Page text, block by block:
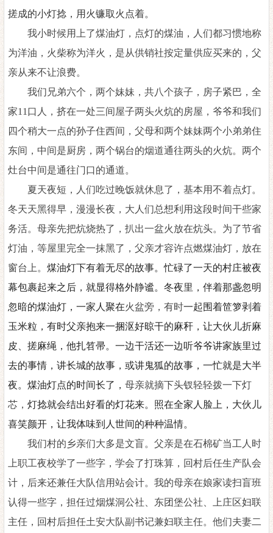
搓成的小灯捻，用火镰取火点着。
我小时候用上了煤油灯，点灯的煤油，人们都习惯地称
为洋油，火柴称为洋火 ， 是从供销社按定量供应买来的，父
亲从来不让浪费。
我们兄弟六个，两个妹妹，共八个孩子，房子紧巴，全
家11口人，挤在一处三间屋子两头火炕的房屋，爷爷和我们
四个稍大一点的孙子住西间，父母和两个妹妹两个小弟弟住
东间，中间是厨房，两个锅台的烟道通往两头的火炕。两个
灶台中间是通往门口的通道。
夏天夜短，人们吃过晚饭就休息了，基本用不着点灯。
冬天天黑得早，漫漫长夜，大人们总想利用这段时间干些家
务活。母亲先把炕烧热了，扒出一盆火放在炕头。为了节省
灯油，等屋里完全一抹黑了，父亲才容许点燃煤油灯，放在
窗台上。煤油灯下有着无尽的故事。忙碌了一天的村庄被夜
幕包裹起来之后，就显得格外静谧。冬夜里，伴着那盏忽明
忽暗的煤油灯，一家人聚在火盆旁，有时一起围着笸箩剥着
玉米粒，有时父亲抱来一捆沤好晾干的麻秆 ，让大伙儿折麻
皮、搓麻绳，他扎笤帚。一边干活还一边听爷爷讲家族里过
去的事情，讲长城的故事，或讲鬼狐的故事，一忙就是大半
夜。煤油灯点的时间长了，母亲就摘下头钗轻轻拨一下灯
芯，灯捻就会结出好看的灯花来。照在全家人脸上，大伙儿
喜笑颜开，让我体味到人世间的种种温情。
我们村的乡亲们大多是文盲。父亲是在石棉矿当工人时
上职工夜校学了一些字，学会了打珠算，回村后任生产队会
计，后来还兼任大队信用站会计。我的母亲在娘家读扫盲班
认得一些字，担任过烟煤洞公社、东团堡公社、上庄区妇联
主任，回村后担任土安大队副书记兼妇联主任。他们夫妻二